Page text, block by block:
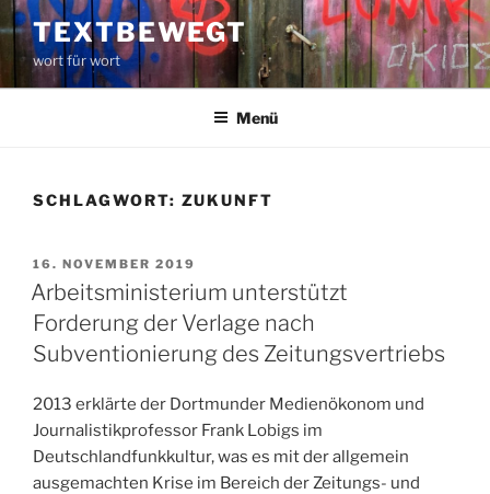
Zum
Inhalt
springen
TEXTBEWEGT
wort für wort
Menü
SCHLAGWORT: ZUKUNFT
VERÖFFENTLICHT
AM
16. NOVEMBER 2019
Arbeitsministerium unterstützt
Forderung der Verlage nach
Subventionierung des Zeitungsvertriebs
2013 erklärte der Dortmunder Medienökonom und
Journalistikprofessor Frank Lobigs im
Deutschlandfunkkultur, was es mit der allgemein
ausgemachten Krise im Bereich der Zeitungs- und